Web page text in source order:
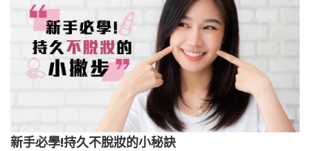
新手必學!持久不脫妝的小秘訣